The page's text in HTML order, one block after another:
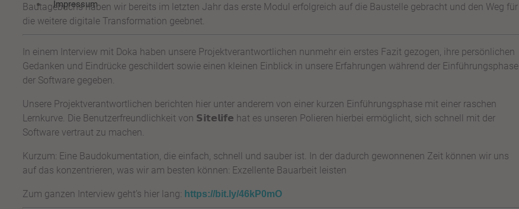
Impressum
Bautagebuchs haben wir bereits im letzten Jahr das erste Modul erfolgreich auf die Baustelle gebracht und den Weg für
die weitere digitale Transformation geebnet.
In einem Interview mit Doka haben unsere Projektverantwortlichen nunmehr ein erstes Fazit gezogen, ihre persönlichen
Gedanken und Eindrücke geschildert sowie einen kleinen Einblick in unsere Erfahrungen während der Einführungsphase
der Software gegeben.
Unsere Projektverantwortlichen berichten hier unter anderem von einer kurzen Einführungsphase mit einer raschen
Lernkurve. Die Benutzerfreundlichkeit von 𝗦𝗶𝘁𝗲𝗹𝗶𝗳𝗲 hat es unseren Polieren hierbei ermöglicht, sich schnell mit der
Software vertraut zu machen.
Kurzum: Eine Baudokumentation, die einfach, schnell und sauber ist. In der dadurch gewonnenen Zeit können wir uns
auf das konzentrieren, was wir am besten können: Exzellente Bauarbeit leisten
Zum ganzen Interview geht’s hier lang: https://bit.ly/46kP0mO